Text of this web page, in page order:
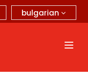
bulgarian